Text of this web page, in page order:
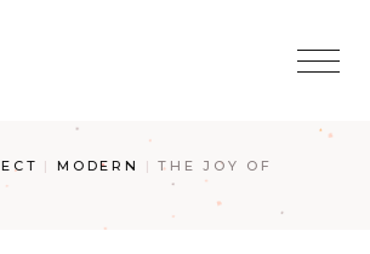
MODERN
THE JOY OF